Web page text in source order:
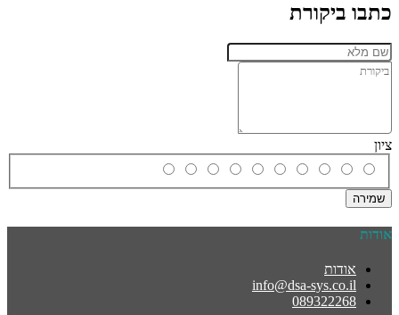
כתבו ביקורת
ציון
שמירה
אודות
אודות
info@dsa-sys.co.il
089322268